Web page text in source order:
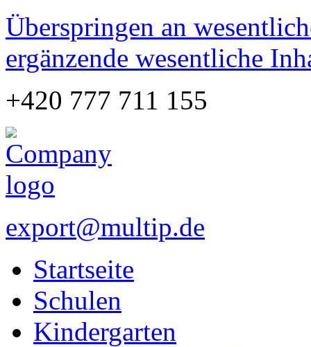
Überspringen an
ergänzende wesentliche
+420 777 711 155
export@multip.de
Startseite
Schulen
Kindergarten